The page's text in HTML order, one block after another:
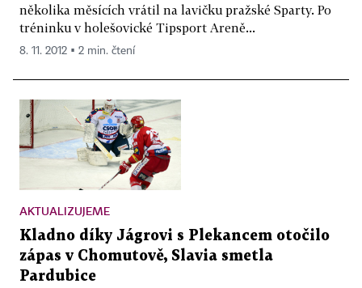
několika měsících vrátil na lavičku pražské Sparty. Po
tréninku v holešovické Tipsport Areně...
8. 11. 2012 ▪ 2 min. čtení
AKTUALIZUJEME
Kladno díky Jágrovi s Plekancem otočilo
zápas v Chomutově, Slavia smetla
Pardubice